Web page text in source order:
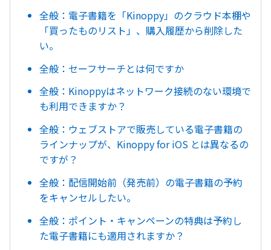
全般：電子書籍を「Kinoppy」のクラウド本棚や
「買ったものリスト」、購入履歴から削除した
い。
全般：セーフサーチとは何ですか
全般：Kinoppyはネットワーク接続のない環境で
も利用できますか？
全般：ウェブストアで販売している電子書籍の
ラインナップが、Kinoppy for iOS とは異なるの
ですが？
全般：配信開始前（発売前）の電子書籍の予約
をキャンセルしたい。
全般：ポイント・キャンペーンの特典は予約し
た電子書籍にも適用されますか？